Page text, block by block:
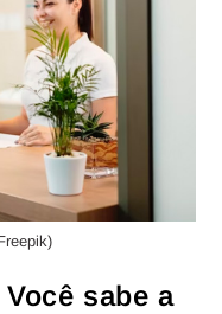
sabe a